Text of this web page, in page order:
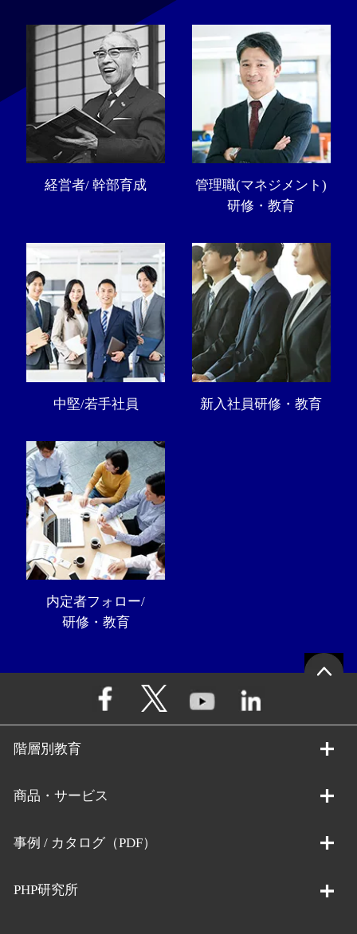
経営者/ 幹部育成
管理職(マネジメント)
研修・教育
中堅/若手社員 新入社員研修・教育
内定者フォロー/
研修・教育
階層別教育
商品・サービス
事例 / カタログ（PDF）
PHP研究所